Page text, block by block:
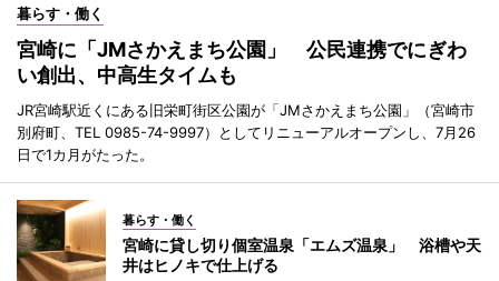
暮らす・働く
宮崎に「JMさかえまち公園」 公民連携でにぎわ
い創出、中高生タイムも
JR宮崎駅近くにある旧栄町街区公園が「JMさかえまち公園」（宮崎市
別府町、TEL 0985-74-9997）としてリニューアルオープンし、7月26
日で1カ月がたった。
暮らす・働く
宮崎に貸し切り個室温泉「エムズ温泉」 浴槽や天
井はヒノキで仕上げる